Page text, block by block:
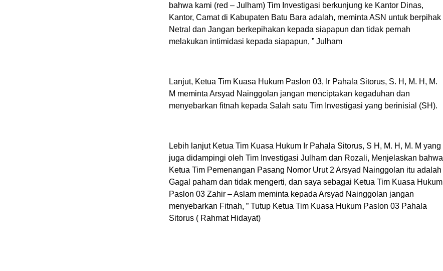
bahwa kami (red – Julham) Tim Investigasi berkunjung ke Kantor Dinas,
Kantor, Camat di Kabupaten Batu Bara adalah, meminta ASN untuk berpihak
Netral dan Jangan berkepihakan kepada siapapun dan tidak pernah
melakukan intimidasi kepada siapapun, ” Julham
Lanjut, Ketua Tim Kuasa Hukum Paslon 03, Ir Pahala Sitorus, S. H, M. H, M.
M meminta Arsyad Nainggolan jangan menciptakan kegaduhan dan
menyebarkan fitnah kepada Salah satu Tim Investigasi yang berinisial (SH).
Lebih lanjut Ketua Tim Kuasa Hukum Ir Pahala Sitorus, S H, M. H, M. M yang
juga didampingi oleh Tim Investigasi Julham dan Rozali, Menjelaskan bahwa
Ketua Tim Pemenangan Pasang Nomor Urut 2 Arsyad Nainggolan itu adalah
Gagal paham dan tidak mengerti, dan saya sebagai Ketua Tim Kuasa Hukum
Paslon 03 Zahir – Aslam meminta kepada Arsyad Nainggolan jangan
menyebarkan Fitnah, ” Tutup Ketua Tim Kuasa Hukum Paslon 03 Pahala
Sitorus ( Rahmat Hidayat)